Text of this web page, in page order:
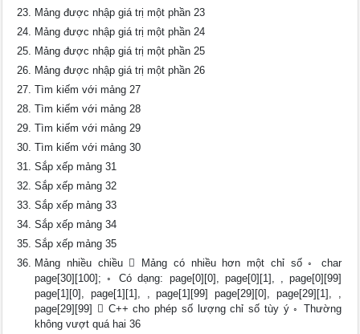
Mảng được nhập giá trị một phần 23
Mảng được nhập giá trị một phần 24
Mảng được nhập giá trị một phần 25
Mảng được nhập giá trị một phần 26
Tìm kiếm với mảng 27
Tìm kiếm với mảng 28
Tìm kiếm với mảng 29
Tìm kiếm với mảng 30
Sắp xếp mảng 31
Sắp xếp mảng 32
Sắp xếp mảng 33
Sắp xếp mảng 34
Sắp xếp mảng 35
Mảng nhiều chiều  Mảng có nhiều hơn một chỉ số ◦ char
page[30][100]; ◦ Có dạng: page[0][0], page[0][1], , page[0][99]
page[1][0], page[1][1], , page[1][99] page[29][0], page[29][1], ,
page[29][99]  C++ cho phép số lượng chỉ số tùy ý ◦ Thường
không vượt quá hai 36